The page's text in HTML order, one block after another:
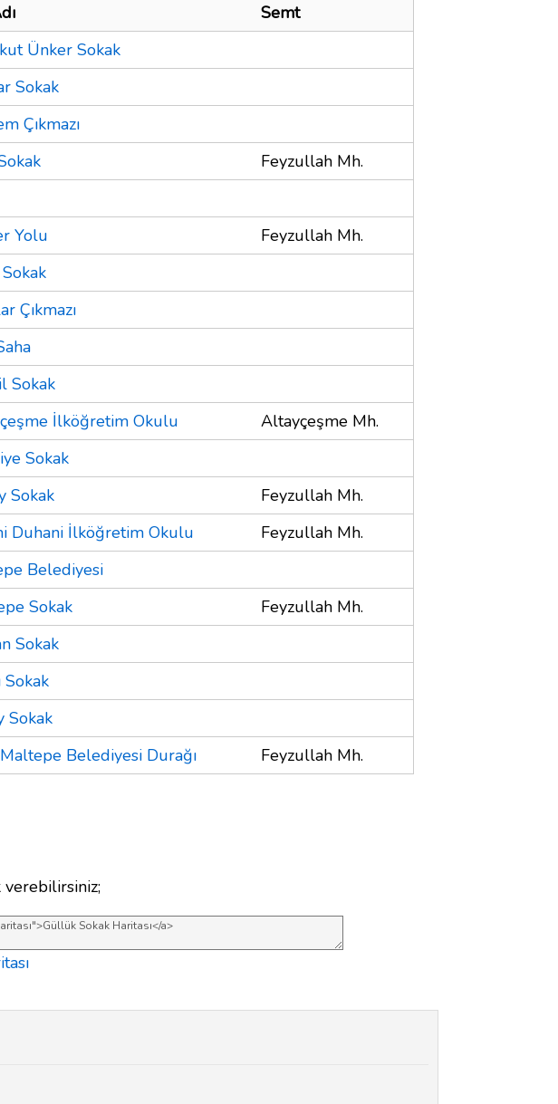
Semt
Ünker Sokak
Sokak
Çıkmazı
Feyzullah Mh.
Yolu
Feyzullah Mh.
Çıkmazı
Sokak
İlköğretim Okulu
Altayçeşme Mh.
Sokak
Sokak
Feyzullah Mh.
Duhani İlköğretim Okulu
Feyzullah Mh.
Belediyesi
Sokak
Feyzullah Mh.
Sokak
Sokak
Sokak
Belediyesi Durağı
Feyzullah Mh.
verebilirsiniz;